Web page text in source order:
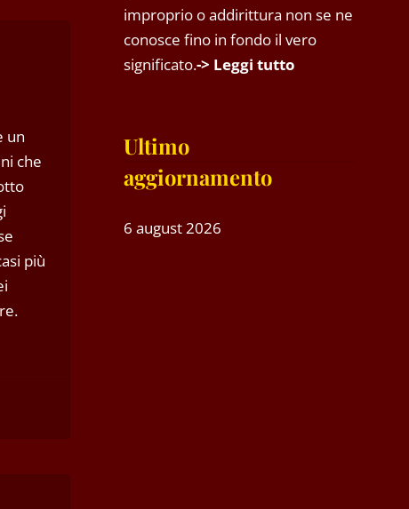
un
che
più
improprio o addirittura non se ne
conosce fino in fondo il vero
significato.-> Leggi tutto
Ultimo
aggiornamento
6 august 2026